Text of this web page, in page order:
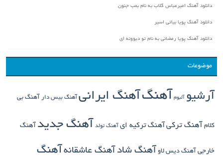
دانلود آهنگ امیرعباس گلاب به نام بمب جنون
دانلود آهنگ پویا بیاتی اسیر
دانلود آهنگ پویا رمضانی به نام تو دیوونه ای
موضوعات
آرشیو آلبوم آهنگ آهنگ ایرانی آهنگ بیس دار آهنگ بی
کلام آهنگ ترکی آهنگ ترکیه ای آهنگ تولد آهنگ جدید آهنگ
خارجی آهنگ دیس لاو آهنگ شاد آهنگ عاشقانه آهنگ